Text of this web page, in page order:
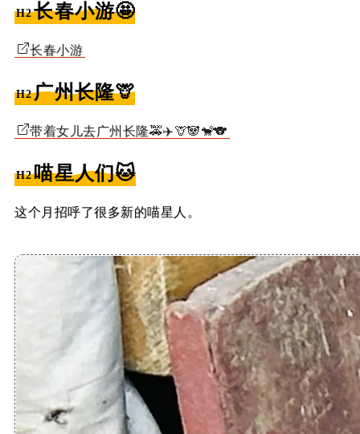
长春小游🤩
长春小游
广州长隆🦒
带着女儿去广州长隆🚕✈️🦒🐼🐒🐨
喵星人们🐱
这个月招呼了很多新的喵星人。